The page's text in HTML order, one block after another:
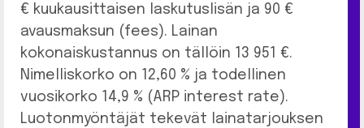
€ kuukausittaisen laskutuslisän ja 90 €
avausmaksun (fees). Lainan
kokonaiskustannus on tällöin 13 951 €.
Nimelliskorko on 12,60 % ja todellinen
vuosikorko 14,9 % (ARP interest rate).
Luotonmyöntäjät tekevät lainatarjouksen